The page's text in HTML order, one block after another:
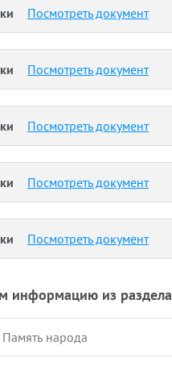
Посмотреть документ
Посмотреть документ
Посмотреть документ
Посмотреть документ
Посмотреть документ
информацию из раздела